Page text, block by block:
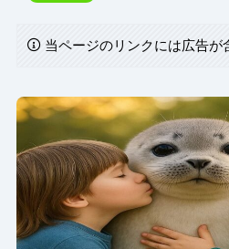
当ページのリンクには広告が